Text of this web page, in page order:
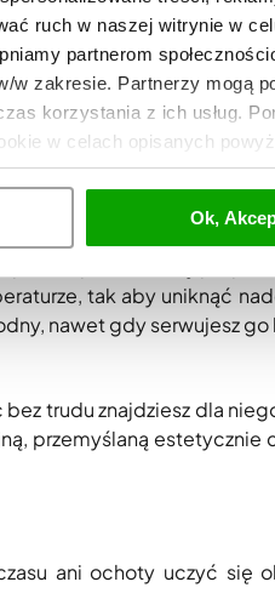
ruch w naszej witrynie w
partnerom
zakresie. Partnerzy mogą
korzystania z ich usług.
w celach opisanych
Ok,
przez cappuccino, po
system
napojów mlecznych
i proste rozwiązanie.
przelewa się po
tak aby uniknąć
nawet gdy serwujesz
trudu znajdziesz dla
przemyślaną estetycznie
ani ochoty uczyć się